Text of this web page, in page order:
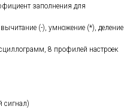
заполнения для
(-), умножение (*), деление
8 профилей настроек
сигнал)